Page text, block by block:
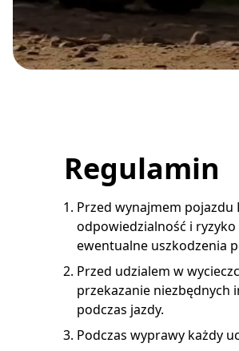
Regulamin
Przed wynajmem
odpowiedzialność i
ewentualne uszkodzenia
Przed udzialem w
przekazanie niezbędnych
podczas jazdy.
Podczas wyprawy każdy